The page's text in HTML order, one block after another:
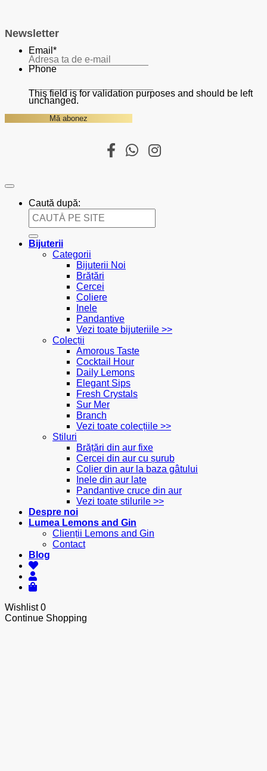
Newsletter
Email *
Phone
This field is for validation purposes and should be left
unchanged.
Caută după:
Bijuterii
Categorii
Bijuterii Noi
Brățări
Cercei
Coliere
Inele
Pandantive
Vezi toate bijuteriile >>
Colecții
Amorous Taste
Cocktail Hour
Daily Lemons
Elegant Sips
Fresh Crystals
Sur Mer
Branch
Vezi toate colecțiile >>
Stiluri
Brățări din aur fixe
Cercei din aur cu șurub
Colier din aur la baza gâtului
Inele din aur late
Pandantive cruce din aur
Vezi toate stilurile >>
Despre noi
Lumea Lemons and Gin
Clienții Lemons and Gin
Contact
Blog
Wishlist0
Continue Shopping